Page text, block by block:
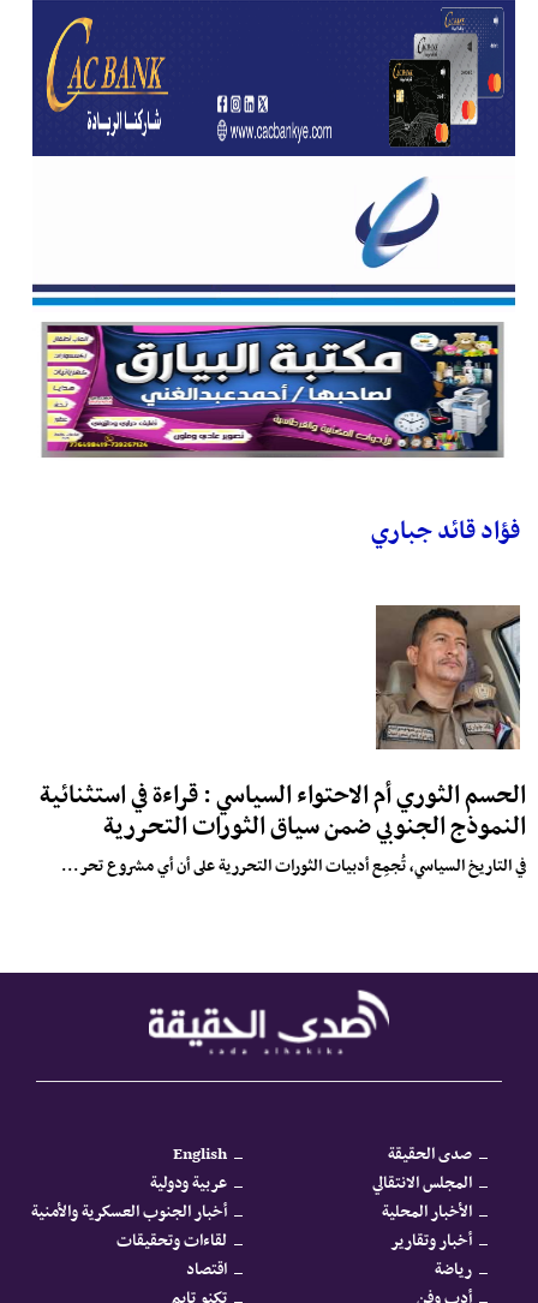
فؤاد قائد جباري
الحسم الثوري أم الاحتواء السياسي : قراءة في استثنائية
النموذج الجنوبي ضمن سياق الثورات التحررية
في التاريخ السياسي، تُجمِع أدبيات الثورات التحررية على أن أي مشروع تحر...
صدى الحقيقة
English
المجلس الانتقالي
عربية ودولية
الأخبار المحلية
أخبار الجنوب العسكرية والأمنية
أخبار وتقارير
لقاءات وتحقيقات
رياضة
اقتصاد